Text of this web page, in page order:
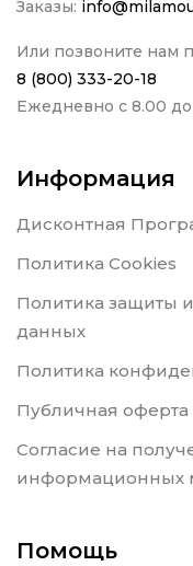
Заказы:
Или позвоните нам
8 (800) 333-20-18
Ежедневно с 8.00
Информация
Дисконтная
Политика Cookies
Политика защиты
данных
Политика
Публичная оферта
Согласие на
информационных
Помощь